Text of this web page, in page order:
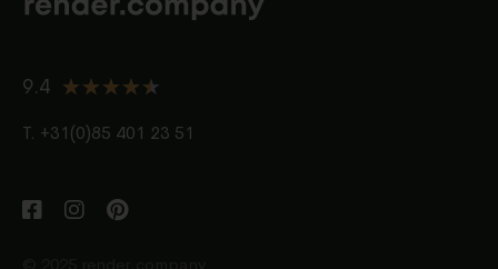
9.4 ★★★★★
T. +31(0)85 401 23 51